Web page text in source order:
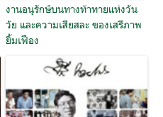
งานอนุรักษ์บนทางท้าทายแห่งวัน
วัย และความเสียสละ ของเสรีภาพ
ยิ้มเฟือง